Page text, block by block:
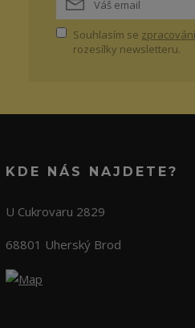
Souhlasím se
rozesílky newsletteru.
KDE NÁS NAJDETE?
U Cukrovaru 2829
68801 Uherský Brod